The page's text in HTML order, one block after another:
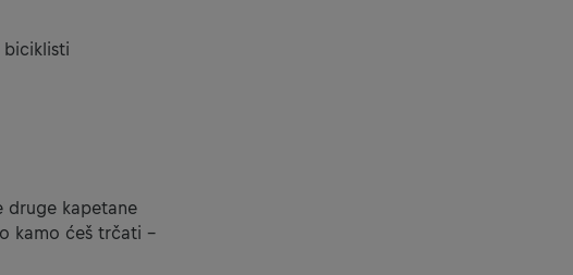
biciklisti
druge kapetane
kamo ćeš trčati –